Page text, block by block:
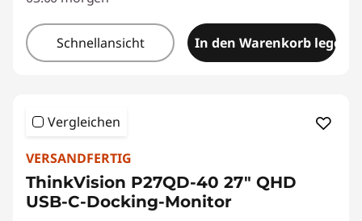
Schnellansicht In den Warenkorb legen
Vergleichen
VERSANDFERTIG
ThinkVision P27QD-40 27" QHD
USB-C-Docking-Monitor